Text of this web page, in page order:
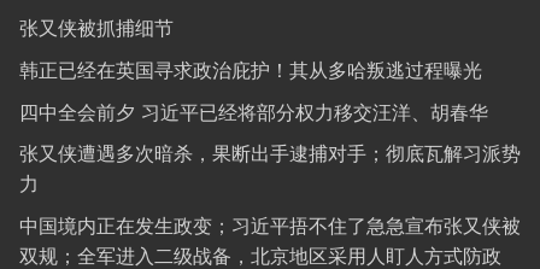
张又侠被抓捕细节
韩正已经在英国寻求政治庇护！其从多哈叛逃过程曝光
四中全会前夕 习近平已经将部分权力移交汪洋、胡春华
张又侠遭遇多次暗杀，果断出手逮捕对手；彻底瓦解习派势
力
中国境内正在发生政变；习近平捂不住了急急宣布张又侠被
双规；全军进入二级战备，北京地区采用人盯人方式防政